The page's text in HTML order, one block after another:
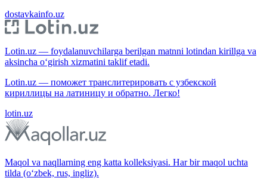
dostavkainfo.uz
Lotin.uz — foydalanuvchilarga berilgan matnni lotindan kirillga va
aksincha o‘girish xizmatini taklif etadi.
Lotin.uz — поможет транслитерировать с узбекской
кириллицы на латиницу и обратно. Легко!
lotin.uz
Maqol va naqllarning eng katta kolleksiyasi. Har bir maqol uchta
tilda (o‘zbek, rus, ingliz).